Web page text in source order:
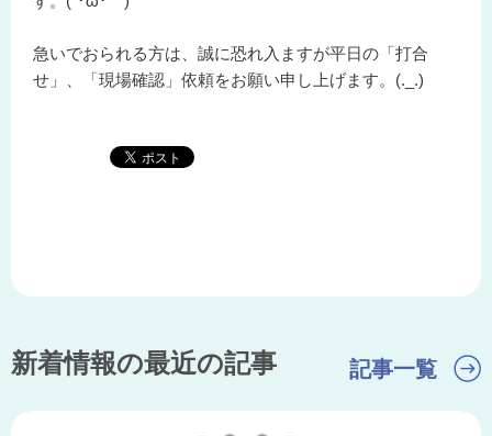
急いでおられる方は、誠に恐れ入ますが平日の「打合
せ」、「現場確認」依頼をお願い申し上げます。(._.)
新着情報の最近の記事 記事一覧